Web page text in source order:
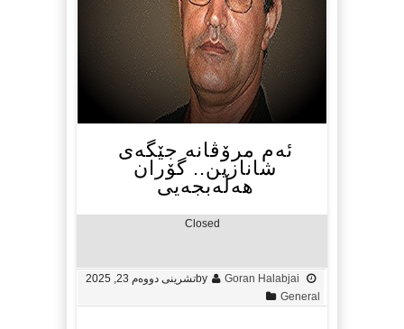
ئەم مرۆڤانە جێگەی
شانازین.. گۆران
هەڵەبجەیی
Closed
by Goran Halabjai
تشرینی دووەم 23, 2025
General